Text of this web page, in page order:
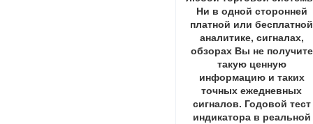
Ни в одной сторонней
платной или бесплатной
аналитике, сигналах,
обзорах Вы не получите
такую ценную
информацию и таких
точных ежедневных
сигналов. Годовой тест
индикатора в реальной